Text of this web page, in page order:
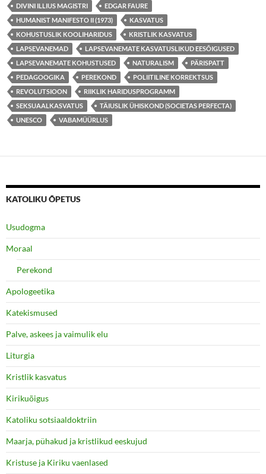
DIVINI ILLIUS MAGISTRI
EDGAR FAURE
HUMANIST MANIFESTO II (1973)
KASVATUS
KOHUSTUSLIK KOOLIHARIDUS
KRISTLIK KASVATUS
LAPSEVANEMAD
LAPSEVANEMATE KASVATUSLIKUD EESÕIGUSED
LAPSEVANEMATE KOHUSTUSED
NATURALISM
PÄRISPATT
PEDAGOOGIKA
PEREKOND
POLIITILINE KORREKTSUS
REVOLUTSIOON
RIIKLIK HARIDUSPROGRAMM
SEKSUAALKASVATUS
TÄIUSLIK ÜHISKOND (SOCIETAS PERFECTA)
UNESCO
VABAMÜÜRLUS
KATOLIKU ÕPETUS
Usudogma
Moraal
Perekond
Apologeetika
Katekismused
Palve, askees ja vaimulik elu
Liturgia
Kristlik kasvatus
Kirikuõigus
Katoliku sotsiaaldoktriin
Maarja, pühakud ja kristlikud eeskujud
Kristuse ja Kiriku vaenlased